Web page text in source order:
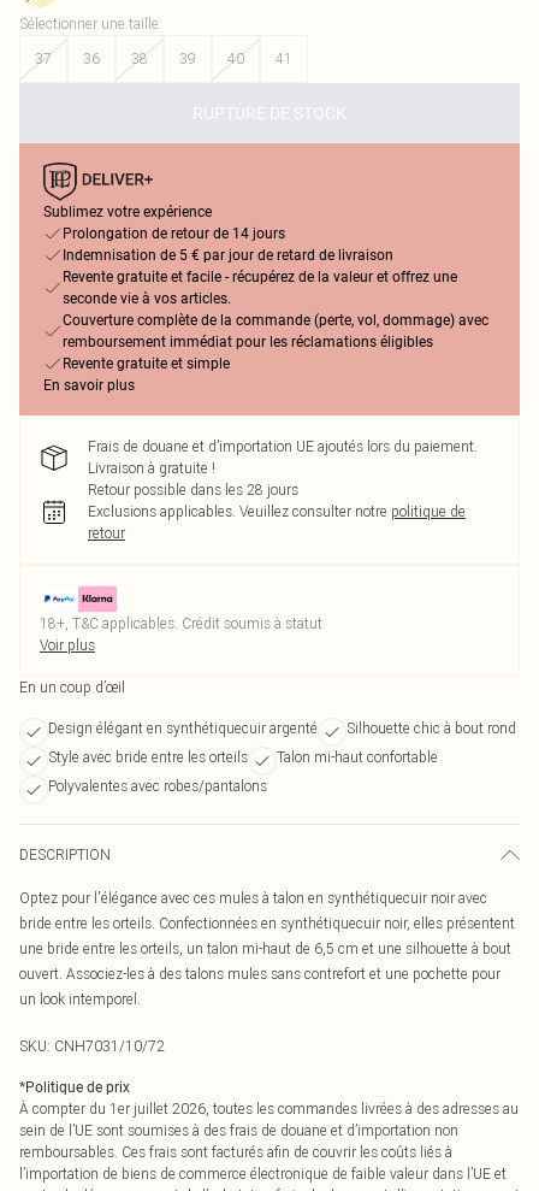
Sélectionner une taille:
37
36 38 39 40 41
RUPTURE DE STOCK
Sublimez votre expérience
Prolongation de retour de 14 jours
Indemnisation de 5 € par jour de retard de livraison
Revente gratuite et facile - récupérez de la valeur et offrez une
seconde vie à vos articles.
Couverture complète de la commande (perte, vol, dommage) avec
remboursement immédiat pour les réclamations éligibles
Revente gratuite et simple
En savoir plus
Frais de douane et d’importation UE ajoutés lors du paiement.
Livraison à gratuite !
Retour possible dans les 28 jours
Exclusions applicables. Veuillez consulter notre politique de
retour
18+, T&C applicables. Crédit soumis à statut
Voir plus
En un coup d’œil
Design élégant en synthétiquecuir argenté
Silhouette chic à bout rond
Style avec bride entre les orteils
Talon mi-haut confortable
Polyvalentes avec robes/pantalons
DESCRIPTION
Optez pour l'élégance avec ces mules à talon en synthétiquecuir noir avec
bride entre les orteils. Confectionnées en synthétiquecuir noir, elles présentent
une bride entre les orteils, un talon mi-haut de 6,5 cm et une silhouette à bout
ouvert. Associez-les à des talons mules sans contrefort et une pochette pour
un look intemporel.
SKU: CNH7031/10/72
*Politique de prix
À compter du 1er juillet 2026, toutes les commandes livrées à des adresses au
sein de l’UE sont soumises à des frais de douane et d’importation non
remboursables. Ces frais sont facturés afin de couvrir les coûts liés à
l’importation de biens de commerce électronique de faible valeur dans l’UE et